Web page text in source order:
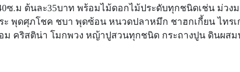
ซ.ม ต้นละ35บาท พร้อมไม้ดอกไม้ประดับทุกชนิดเช่น ม่วง
ะ พุดศุภโชค ชบา พุดซ้อน หนวดปลาหมึก ชาฮกเกี้ยน ไทร
คริสติน่า โมกพวง หญ้าปูสวนทุกชนิด กระถางปูน ดินผสม